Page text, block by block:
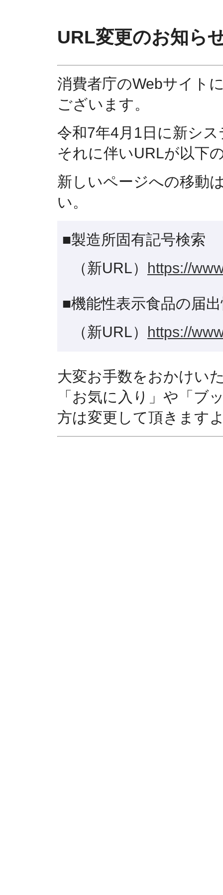
URL変更のお知ら
消費者庁のWebサイト
ございます。
令和7年4月1日に新シ
それに伴いURLが以下
新しいページへの移動
い。
■製造所固有記号検索
（新URL） https://
■機能性表示食品の届
（新URL） https://
大変お手数をおかけい
「お気に入り」や「ブ
方は変更して頂きます